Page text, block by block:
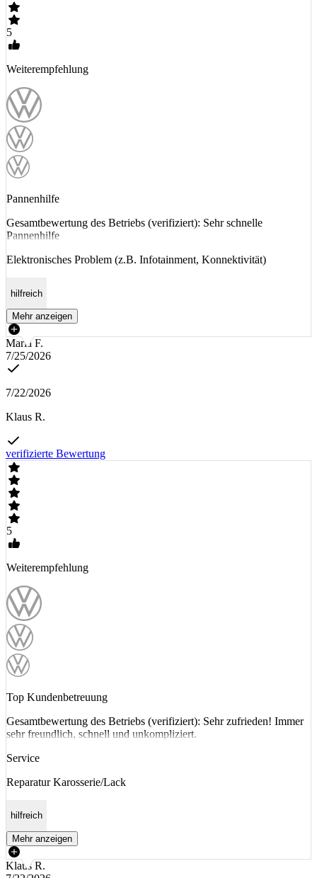
5
Weiterempfehlung
Pannenhilfe
Gesamtbewertung des Betriebs (verifiziert): Sehr schnelle
Pannenhilfe
Elektronisches Problem (z.B. Infotainment, Konnektivität)
hilfreich
Mehr anzeigen
Maria F.
7/25/2026
7/22/2026
Klaus R.
verifizierte Bewertung
5
Weiterempfehlung
Top Kundenbetreuung
Gesamtbewertung des Betriebs (verifiziert): Sehr zufrieden! Immer
sehr freundlich, schnell und unkompliziert.
Service
Reparatur Karosserie/Lack
hilfreich
Mehr anzeigen
Klaus R.